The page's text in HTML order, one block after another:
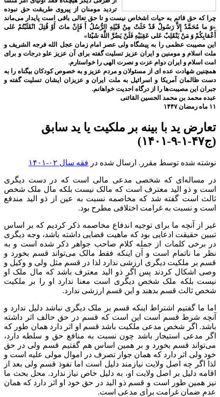
تردید مومنان از پیروی طریقت حق نبوده
چرا که حق قائم به حیات اشخاص نیست و تا حق تعالی باقی است پایدار می‌ماند
«وَ ما مُحَمَّدٌ إِلاَّ رَسُولٌ قَدْ خَلَتْ مِنْ قَبْلِهِ الرُّسُلُ أَ فَإِنْ ماتَ أَوْ قُتِلَ انْقَلَبْتُمْ عَلى‌
أَعْقابِكُمْ وَ مَنْ يَنْقَلِبْ عَلى‌ عَقِبَيْهِ فَلَنْ يَضُرَّ اللَّهَ شَيْئا»
این مصیبت عظمی را به پیشگاه ولی عصر امام زمان عجل الله فرجه الشریف و
ملت اسلام و مومنین و ایران عزیز تسلیت گفته برای آن عزیز علو درجات و برای
امت اسلام و ایران دوام عزت و نصرت الهی را خواستارم.
همچنین شهادت عده ای از مسئولان و مردم عزیز و به خصوص کودکان بیگناه را به
دست ظالمان آمریکا و اسرائیل به ملت ایران و عزیزان ایشان تسلیت گفته و
جبران این مصیبت‌ها را از درگاه احدیت خواهانم.
عبده محمد بن محمد الحسین القائنی
۱۱ ماه رمضان ۱۴۴۷
تعارض ید با بینه بر ملکیت یا ید سابق
(ج۴۷-۱-۹-۱۴۰۱)
نوشته شده توسط مقرر. ارسال شده در فقه سال ۰۲-۱۴۰۱
در مساله‌ای که شخصی مدعی مالی است که در دست دیگری
است و ذو الید معترف است که مالک نیست بلکه مال ملک شخص
ثالث است گفته شد که مخاصمه نسبت به عین از ذو الید مندفع
است و نسبت به غرامت اختلافی مطرح بود.
غیر از آنچه ما برای توجیه اندفاع مخاصمه ذکر کردیم که بر اساس
تبیین حقیقت ادعایی بود که ماهیت قضایی داشته باشد، وجه دیگری
در برخی کلمات از جمله کلام صاحب جواهر ذکر شده است و به
نظر ما ناتمام است و آن اینکه فقط مالک می‌تواند قسم بخورد و
قسم بر ملکیت دیگری ارزشی ندارد لذا در قسم مثل ولی و وکیل و
وصی اشکال کردند پس اگر ذو الید معترف باشد که مال ملک او
نیست بلکه ملک شخص دیگری است معنا ندارد او را بر ملکیت
شخص ثالث قسم بدهند و این قسم ارزشی ندارد.
اما ما گفتیم اشتراط اینکه قسم بر ملک دیگری نباشد دلیل ندارد و
آنچه شرط قسم است این است که قسم در حق حالف اثر داشته
باشد. اگر شخص مدعی ملکیت باشد قسم او اثر دارد همان طور که
اگر مدعی استیجار باشد چون نسبت به منافع حق و سلطه دارد،
می‌تواند قسم بخورد و بر همین اساس هم گفتیم قسم ولی در حق
خود ولی اثر دارد که همان جواز تصرف در اموال مولی علیه است و
لذا اگر چه اصل ولایت نیازمند دلیل است اما نفوذ قسم ولی بعد از
اقامه دلیل بر اصل ولایت او، به دلیل خاص نیاز ندارد. محل بحث ما
نیز همین طور است و قسم ذو الید در حق خود او اثر دارد که همان
عدم ضمان غرامت برای مدعی است.